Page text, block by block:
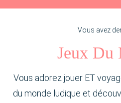
Vous avez
Jeux Du
Vous adorez jouer ET
du monde ludique et